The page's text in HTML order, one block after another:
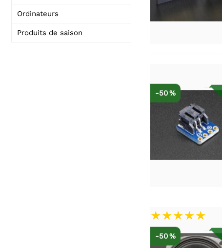
Ordinateurs
Produits de saison
-50 %
-50 %